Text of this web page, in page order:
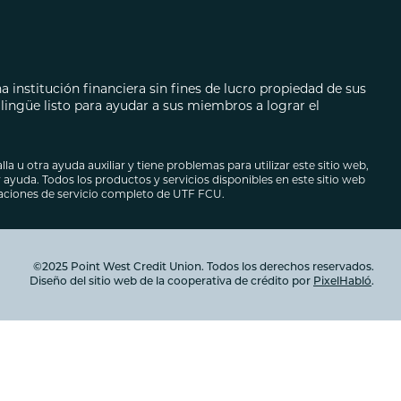
institución financiera sin fines de lucro propiedad de sus
listo para ayudar a sus miembros a lograr el
u otra ayuda auxiliar y tiene problemas para utilizar este sitio web,
ayuda. Todos los productos y servicios disponibles en este sitio web
de servicio completo de UTF FCU.
©2025 Point West Credit Union. Todos los derechos reservados.
Diseño del sitio web de la cooperativa de crédito por PixelHabló.